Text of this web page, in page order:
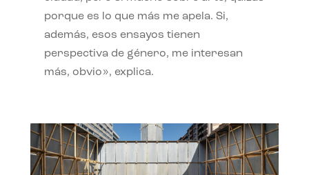
porque es lo que más me apela. Si,
además, esos ensayos tienen
perspectiva de género, me interesan
más, obvio», explica.